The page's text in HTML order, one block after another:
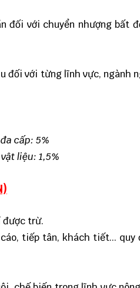
đối với chuyển nhượng bất
đối với từng lĩnh vực, ngành
cấp: 5%
liệu: 1,5%
được trừ.
tiếp tân, khách tiết...